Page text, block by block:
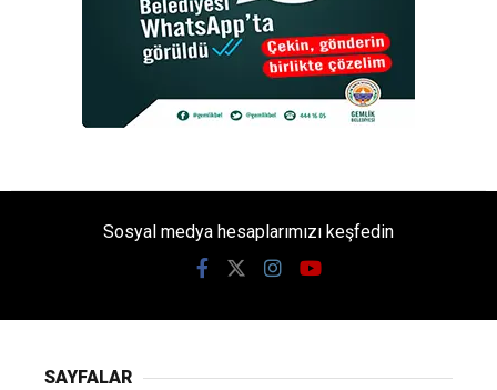
Sosyal medya hesaplarımızı keşfedin
SAYFALAR